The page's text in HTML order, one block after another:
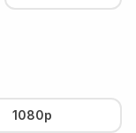
1080p